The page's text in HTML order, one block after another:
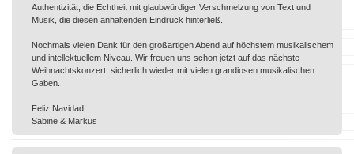
Authentizität, die Echtheit mit glaubwürdiger Verschmelzung von Text und
Musik, die diesen anhaltenden Eindruck hinterließ.
Nochmals vielen Dank für den großartigen Abend auf höchstem musikalischem
und intellektuellem Niveau. Wir freuen uns schon jetzt auf das nächste
Weihnachtskonzert, sicherlich wieder mit vielen grandiosen musikalischen
Gaben.
Feliz Navidad!
Sabine & Markus